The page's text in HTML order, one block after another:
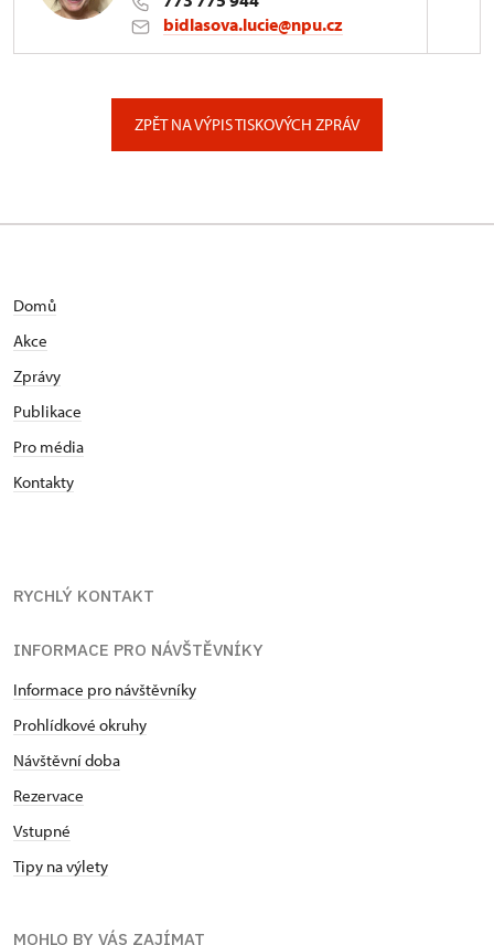
bidlasova.lucie@npu.cz
ZPĚT NA VÝPIS TISKOVÝCH ZPRÁV
Domů
Akce
Zprávy
Publikace
Pro média
Kontakty
RYCHLÝ KONTAKT
INFORMACE PRO NÁVŠTĚVNÍKY
Informace pro návštěvníky
Prohlídkové okruhy
Návštěvní doba
Rezervace
Vstupné
Tipy na výlety
MOHLO BY VÁS ZAJÍMAT